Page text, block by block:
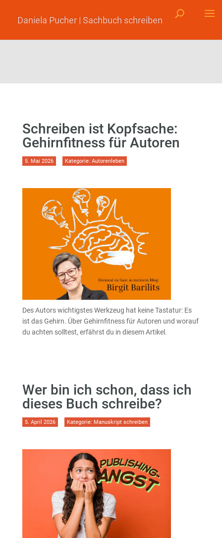
Daniela Pucher | Sachbuch schreiben
Schreiben ist Kopfsache:
Gehirnfitness für Autoren
5. Mai 2026 Kategorie: Autorenleben
Des Autors wichtigstes Werkzeug hat keine Tastatur: Es
ist das Gehirn. Über Gehirnfitness für Autoren und worauf
du achten solltest, erfährst du in diesem Artikel.
Wer bin ich schon, dass ich
dieses Buch schreibe?
5. April 2026 Kategorie: Manuskript schreiben